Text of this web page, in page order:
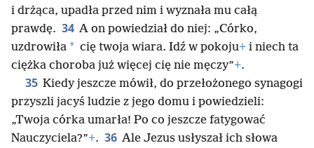
i drżąca, upadła przed nim i wyznała mu całą
prawdę. 34 A on powiedział do niej: „Córko,
uzdrowiła * cię twoja wiara. Idź w pokoju+ i niech ta
ciężka choroba już więcej cię nie męczy”+.
35 Kiedy jeszcze mówił, do przełożonego synagogi
przyszli jacyś ludzie z jego domu i powiedzieli:
„Twoja córka umarła! Po co jeszcze fatygować
Nauczyciela?”+. 36 Ale Jezus usłyszał ich słowa